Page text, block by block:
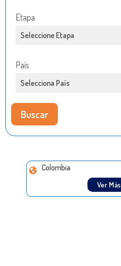
Etapa
País
Buscar
Colombia
Ver Más